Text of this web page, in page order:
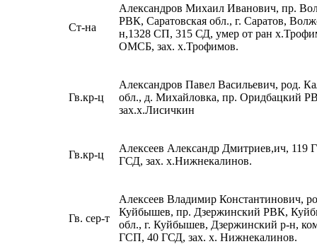
Ст-на
Александров Михаил Иванович, пр.
РВК, Саратовская обл., г. Саратов,
н,1328 СП, 315 СД, умер от ран
ОМСБ, зах. х.Трофимов.
Гв.кр-ц
Александров Павел Васильевич, род.
обл., д. Михайловка, пр. Оридбацкий
зах.х.Лисичкин
Гв.кр-ц
Алексеев Александр Дмитриев,ич, 119
ГСД, зах. х.Нижнекалинов.
Гв. сер-т
Алексеев Владимир Константинович,
Куйбышев, пр. Дзержинский РВК,
обл., г. Куйбышев, Дзержинский р-н,
ГСП, 40 ГСД, зах. х. Нижнекалинов.